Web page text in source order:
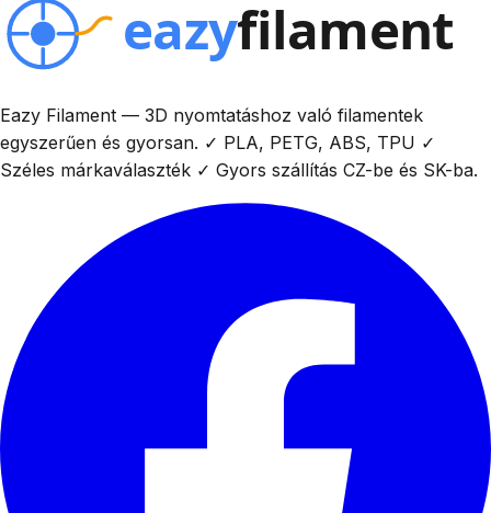
Eazy Filament — 3D nyomtatáshoz való filamentek
egyszerűen és gyorsan. ✓ PLA, PETG, ABS, TPU ✓
Széles márkaválaszték ✓ Gyors szállítás CZ-be és SK-ba.